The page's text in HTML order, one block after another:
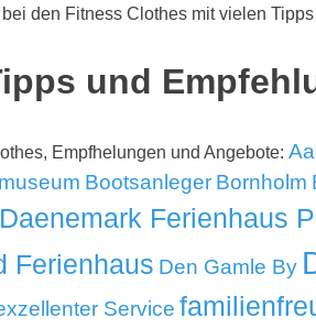
den Fitness Clothes mit vielen Tipps
und
Empfhelungen und Angebote:
Bootsanleger Bornholm
Daenemark Ferienhaus
Ferienhaus Den Gamle By
Service